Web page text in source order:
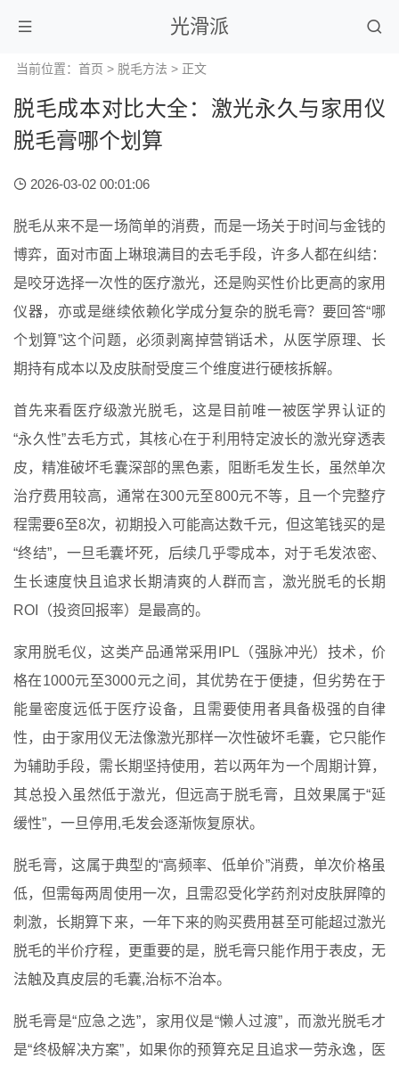
光滑派
当前位置： 首页 > 脱毛方法 > 正文
脱毛成本对比大全：激光永久与家用仪
脱毛膏哪个划算
2026-03-02 00:01:06
脱毛从来不是一场简单的消费，而是一场关于时间与金钱的
博弈，面对市面上琳琅满目的去毛手段，许多人都在纠结：
是咬牙选择一次性的医疗激光，还是购买性价比更高的家用
仪器，亦或是继续依赖化学成分复杂的脱毛膏？要回答“哪
个划算”这个问题，必须剥离掉营销话术，从医学原理、长
期持有成本以及皮肤耐受度三个维度进行硬核拆解。
首先来看医疗级激光脱毛，这是目前唯一被医学界认证的
“永久性”去毛方式，其核心在于利用特定波长的激光穿透表
皮，精准破坏毛囊深部的黑色素，阻断毛发生长，虽然单次
治疗费用较高，通常在300元至800元不等，且一个完整疗
程需要6至8次，初期投入可能高达数千元，但这笔钱买的是
“终结”，一旦毛囊坏死，后续几乎零成本，对于毛发浓密、
生长速度快且追求长期清爽的人群而言，激光脱毛的长期
ROI（投资回报率）是最高的。
家用脱毛仪，这类产品通常采用IPL（强脉冲光）技术，价
格在1000元至3000元之间，其优势在于便捷，但劣势在于
能量密度远低于医疗设备，且需要使用者具备极强的自律
性，由于家用仪无法像激光那样一次性破坏毛囊，它只能作
为辅助手段，需长期坚持使用，若以两年为一个周期计算，
其总投入虽然低于激光，但远高于脱毛膏，且效果属于“延
缓性”，一旦停用,毛发会逐渐恢复原状。
脱毛膏，这属于典型的“高频率、低单价”消费，单次价格虽
低，但需每两周使用一次，且需忍受化学药剂对皮肤屏障的
刺激，长期算下来，一年下来的购买费用甚至可能超过激光
脱毛的半价疗程，更重要的是，脱毛膏只能作用于表皮，无
法触及真皮层的毛囊,治标不治本。
脱毛膏是“应急之选”，家用仪是“懒人过渡”，而激光脱毛才
是“终极解决方案”，如果你的预算充足且追求一劳永逸，医